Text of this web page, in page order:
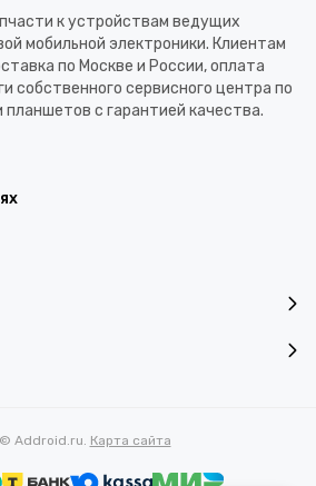
к устройствам ведущих
мобильной электроники. Клиентам
по Москве и России, оплата
собственного сервисного центра по
с гарантией качества.
Addroid.ru. Карта сайта